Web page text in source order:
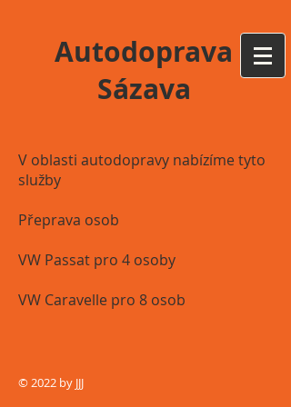
Autodoprava
Sázava
V oblasti autodopravy nabízíme tyto
služby
Přeprava osob
VW Passat pro 4 osoby
VW Caravelle pro 8 osob
© 2022 by JJJ